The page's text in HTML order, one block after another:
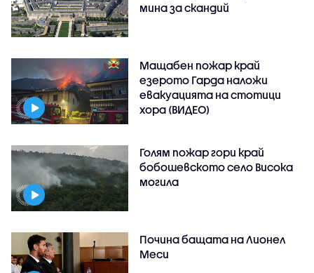
мина за скандий
Мащабен пожар край
езерото Гарда наложи
евакуацията на стотици
хора (ВИДЕО)
Голям пожар гори край
бобошевското село Висока
могила
Почина бащата на Лионел
Меси